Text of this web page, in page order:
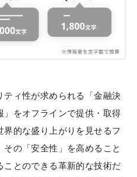
ティ性が求められる「金融決
をオフラインで提供・取得
的な盛り上がりを見せるフ
の「安全性」を高めること
ことのできる革新的な技術だ